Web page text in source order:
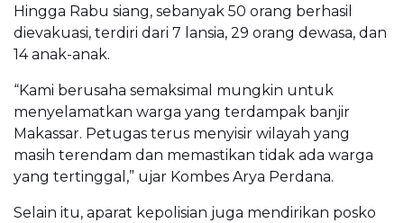
Hingga Rabu siang, sebanyak 50 orang berhasil
dievakuasi, terdiri dari 7 lansia, 29 orang dewasa, dan
14 anak-anak.
“Kami berusaha semaksimal mungkin untuk
menyelamatkan warga yang terdampak banjir
Makassar. Petugas terus menyisir wilayah yang
masih terendam dan memastikan tidak ada warga
yang tertinggal,” ujar Kombes Arya Perdana.
Selain itu, aparat kepolisian juga mendirikan posko